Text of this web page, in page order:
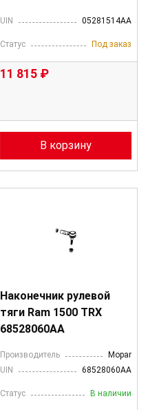
UIN 05281514AA
Статус Под заказ
11 815 ₽
В корзину
Наконечник рулевой
тяги Ram 1500 TRX
68528060AA
Производитель
Mopar
UIN
68528060AA
Статус В наличии